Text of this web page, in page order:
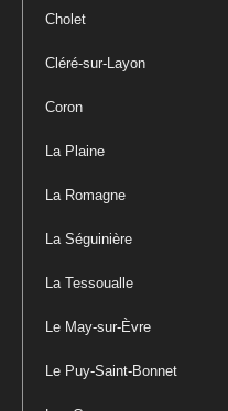
Cholet
Cléré-sur-Layon
Coron
La Plaine
La Romagne
La Séguinière
La Tessoualle
Le May-sur-Èvre
Le Puy-Saint-Bonnet